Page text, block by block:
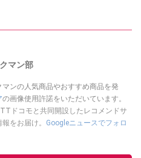
マン部
ンの人気商品やおすすめ商品を発
の画像使用許諾をいただいています。
ドコモと共同開設したレコメンドサ
をお届け。 Googleニュースでフォロ
イチオシストの他の記事を読む